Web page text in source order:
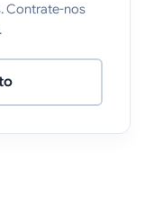
Contrate-nos